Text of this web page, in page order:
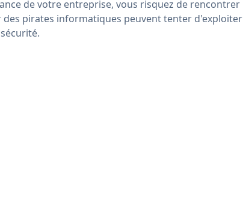
de votre entreprise, vous risquez de rencontrer
des pirates informatiques peuvent tenter d'exploiter